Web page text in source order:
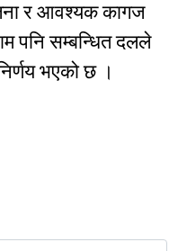
र आवश्यक कागज
पनि सम्बन्धित दलले
भएको छ ।